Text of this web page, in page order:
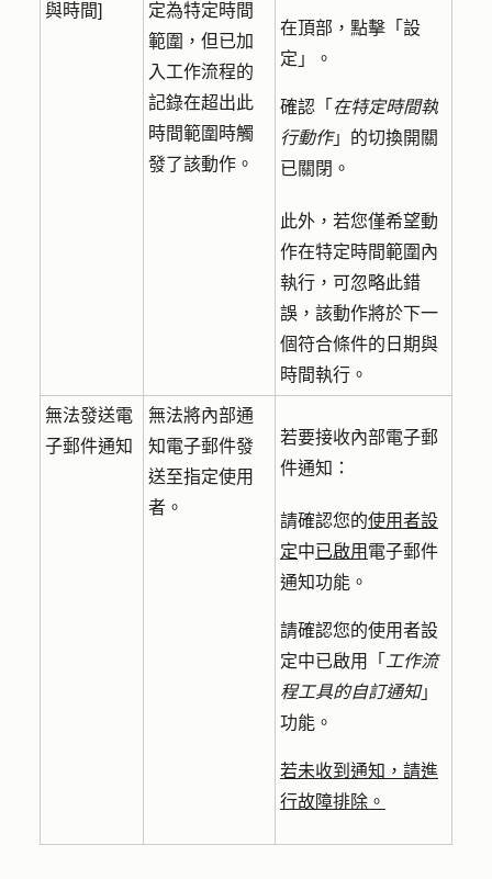
與時間]
定為特定時間
範圍，但已加
入工作流程的
記錄在超出此
時間範圍時觸
發了該動作。
在頂部，點擊「 設
定 」。
確認「 在特定時間執
行動作」的切換開關
已關閉。
此外，若您僅希望動
作在特定時間範圍內
執行，可忽略此錯
誤，該動作將於下一
個符合條件的日期與
時間執行。
無法發送電
子郵件通知
無法將內部通
知電子郵件發
送至指定使用
者。
若要接收內部電子郵
件通知：
請確認您的使用者設
定中已啟用 電子郵件
通知功能。
請確認您的使用者設
定中已啟用「 工作流
程工具的自訂通知」
功能。
若未收到通知，請進
行故障排除。